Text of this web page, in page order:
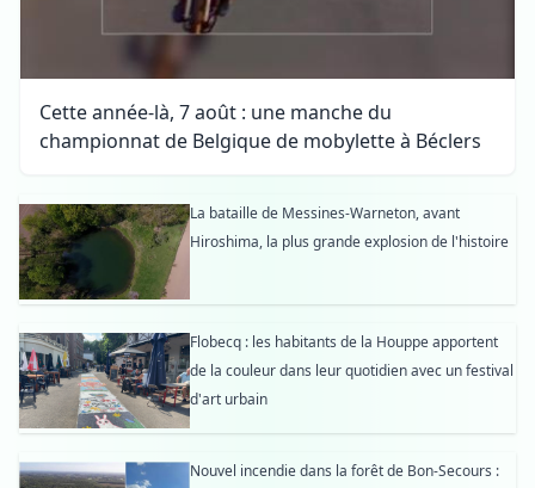
Cette année-là, 7 août : une manche du
championnat de Belgique de mobylette à Béclers
La bataille de Messines-Warneton, avant
Hiroshima, la plus grande explosion de l'histoire
Flobecq : les habitants de la Houppe apportent
de la couleur dans leur quotidien avec un festival
d'art urbain
Nouvel incendie dans la forêt de Bon-Secours :